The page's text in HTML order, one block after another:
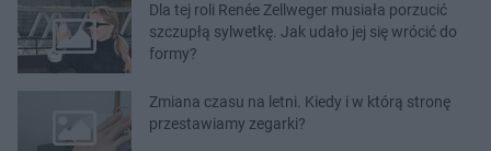
Dla tej roli Renée Zellweger musiała porzucić
szczupłą sylwetkę. Jak udało jej się wrócić do
formy?
Zmiana czasu na letni. Kiedy i w którą stronę
przestawiamy zegarki?